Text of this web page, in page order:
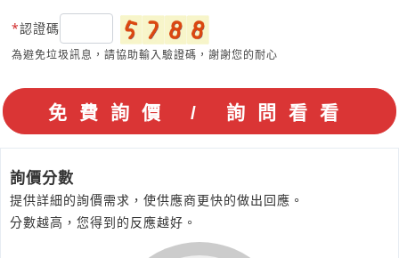
認證碼
為避免垃圾訊息，請協助輸入驗證碼，謝謝您的耐心
詢價分數
提供詳細的詢價需求，使供應商更快的做出回應。
分數越高，您得到的反應越好。